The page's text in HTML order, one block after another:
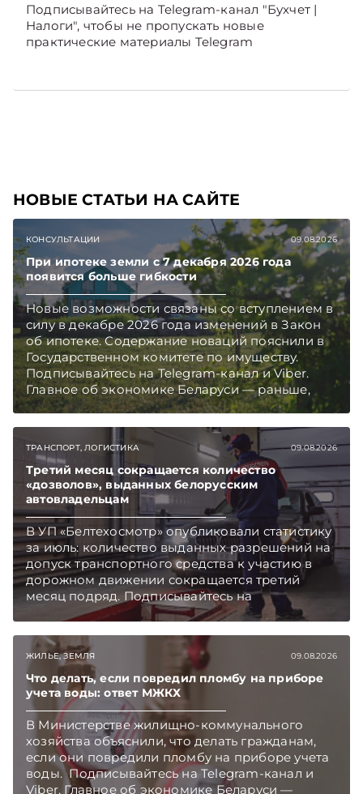
Подписывайтесь на Telegram‑канал "Бухчет |
Налоги", чтобы не пропускать новые
практические материалы Telegram
НОВЫЕ СТАТЬИ НА САЙТЕ
КОНСУЛЬТАЦИИ 09.08.2026
При ипотеке земли с 7 декабря 2026 года
появится больше гибкости
Новые возможности связаны со вступлением в
силу в декабре 2026 года изменений в Закон
об ипотеке. Содержание новаций пояснили в
Государственном комитете по имуществу.
Подписывайтесь на Telegram‑канал и Viber.
Главное об экономике Беларуси — раньше,
чем в новостях TelegramViber
ТРАНСПОРТ, ЛОГИСТИКА 09.08.2026
Третий месяц сокращается количество
«дозволов», выданных белорусским
автовладельцам
В УП «Белтехосмотр» опубликовали статистику
за июль: количество выданных разрешений на
допуск транспортного средства к участию в
дорожном движении сокращается третий
месяц подряд. Подписывайтесь на
Telegram‑канал и Viber. Главное об экономике
TelegramViber
ЖИЛЬЕ, ЗЕМЛЯ 09.08.2026
Что делать, если повредил пломбу на приборе
учета воды: ответ МЖКХ
В Министерстве жилищно-коммунального
хозяйства объяснили, что делать гражданам,
если они повредили пломбу на приборе учета
воды. Подписывайтесь на Telegram‑канал и
Viber. Главное об экономике Беларуси —